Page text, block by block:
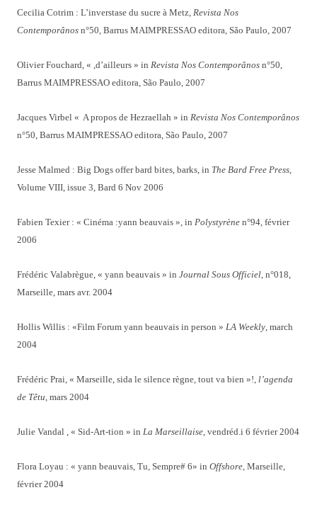
Cecilia Cotrim : L’inverstase du sucre à Metz, Revista Nos
Contemporânos n°50, Barrus MAIMPRESSAO editora, São Paulo, 2007
Olivier Fouchard, « ,d’ailleurs » in Revista Nos Contemporânos n°50,
Barrus MAIMPRESSAO editora, São Paulo, 2007
Jacques Virbel « A propos de Hezraellah » in Revista Nos Contemporânos
n°50, Barrus MAIMPRESSAO editora, São Paulo, 2007
Jesse Malmed : Big Dogs offer bard bites, barks, in The Bard Free Press,
Volume VIII, issue 3, Bard 6 Nov 2006
Fabien Texier : « Cinéma :yann beauvais », in Polystyrène n°94, février
2006
Frédéric Valabrègue, « yann beauvais » in Journal Sous Officiel, n°018,
Marseille, mars avr. 2004
Hollis Willis : «Film Forum yann beauvais in person » LA Weekly, march
2004
Frédéric Prai, « Marseille, sida le silence règne, tout va bien »!, l’agenda
de Têtu, mars 2004
Julie Vandal , « Sid-Art-tion » in La Marseillaise, vendréd.i 6 février 2004
Flora Loyau : « yann beauvais, Tu, Sempre# 6» in Offshore, Marseille,
février 2004